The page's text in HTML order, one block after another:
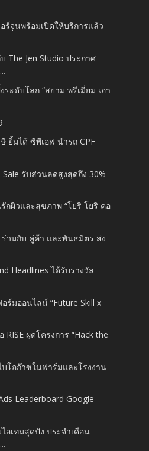
ร์จูนพร้อมเปิดให้บริการแล้ว
The Jen Studio ประกาศ
ะดับโลก “สยาม พรีเมี่ยม เอา
ยิ้มได้ ซีพีเอฟ นำรถ CPF
Sale รับส่วนลดสูงสุดถึง 30%
กผิวและสุขภาพ “โยริ โยริ คอ
ร่วมกับ คู่ค้า และพันธมิตร ส่ง
Headlines ได้รับรางวัล
ร์มออนไลน์ “Future Skill x
ผุดโครงการ “Hack the
โอก๊าซในฟาร์มและโรงงาน
Leaderboard Google
อเทมสุดปัง ประจำเดือน